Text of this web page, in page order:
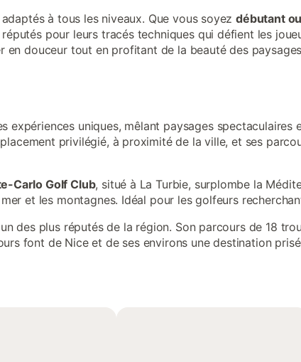
à tous les niveaux. Que vous soyezdébutant
pour leurs tracés techniques qui défient les
douceur tout en profitant de la beauté des
uniques, mêlant paysages
privilégié, à proximité de la ville, et ses
Carlo Golf Club, situé à La Turbie, surplombe la
et les montagnes. Idéal pour les golfeurs
des plus réputés de la région. Son parcours de 18
font de Nice et de ses environs une destination